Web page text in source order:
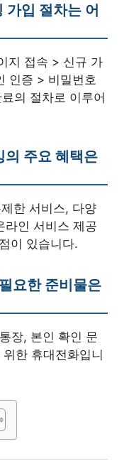
가입 절차는 어
지 접속 > 신규 가
인증 > 비밀번호
의 절차로 이루어
주요 혜택은
한 서비스, 다양
라인 서비스 제공
이 있습니다.
요한 준비물은
장, 본인 확인 문
한 휴대전화입니